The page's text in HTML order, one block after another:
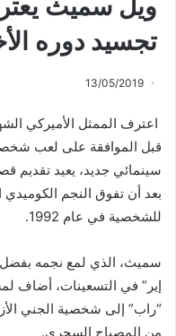
ويل سميث
تجسيد دوره
13/05/2019
اعترف الممثل الأميركي
قبل الموافقة على لعب
سينمائي جديد، يعيد تقديم
بعد أن تفوق النجم الكوميدي
للشخصية في عام 1992.
سميث، الذي لمع نجمه
إير” في التسعينات، أضاف
“راب” إلى شخصية الجني
من المصباح السحري.